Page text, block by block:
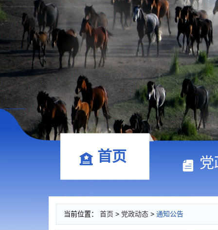
首页 党
当前位置： 首页 > 党政动态 > 通知公告